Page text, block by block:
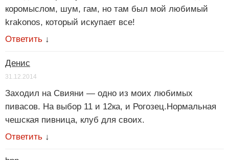
коромыслом, шум, гам, но там был мой любимый
krakonos, который искупает все!
Ответить ↓
Денис
31.12.2014
Заходил на Свияни — одно из моих любимых
пивасов. На выбор 11 и 12ка, и Рогозец.Нормальная
чешская пивница, клуб для своих.
Ответить ↓